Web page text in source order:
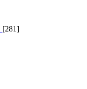
[281]